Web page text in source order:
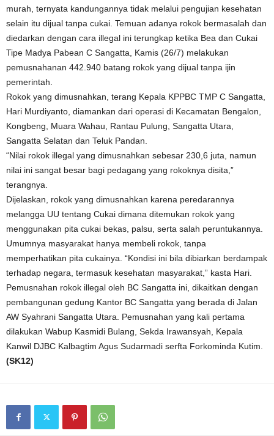
murah, ternyata kandungannya tidak melalui pengujian kesehatan
selain itu dijual tanpa cukai. Temuan adanya rokok bermasalah dan
diedarkan dengan cara illegal ini terungkap ketika Bea dan Cukai
Tipe Madya Pabean C Sangatta, Kamis (26/7) melakukan
pemusnahanan 442.940 batang rokok yang dijual tanpa ijin
pemerintah.
Rokok yang dimusnahkan, terang Kepala KPPBC TMP C Sangatta,
Hari Murdiyanto, diamankan dari operasi di Kecamatan Bengalon,
Kongbeng, Muara Wahau, Rantau Pulung, Sangatta Utara,
Sangatta Selatan dan Teluk Pandan.
“Nilai rokok illegal yang dimusnahkan sebesar 230,6 juta, namun
nilai ini sangat besar bagi pedagang yang rokoknya disita,”
terangnya.
Dijelaskan, rokok yang dimusnahkan karena peredarannya
melangga UU tentang Cukai dimana ditemukan rokok yang
menggunakan pita cukai bekas, palsu, serta salah peruntukannya.
Umumnya masyarakat hanya membeli rokok, tanpa
memperhatikan pita cukainya. “Kondisi ini bila dibiarkan berdampak
terhadap negara, termasuk kesehatan masyarakat,” kasta Hari.
Pemusnahan rokok illegal oleh BC Sangatta ini, dikaitkan dengan
pembangunan gedung Kantor BC Sangatta yang berada di Jalan
AW Syahrani Sangatta Utara. Pemusnahan yang kali pertama
dilakukan Wabup Kasmidi Bulang, Sekda Irawansyah, Kepala
Kanwil DJBC Kalbagtim Agus Sudarmadi serfta Forkominda Kutim.
(SK12)